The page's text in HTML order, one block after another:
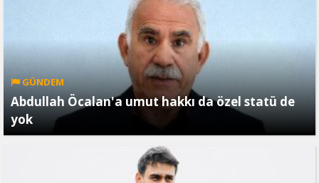
GÜNDEM
Abdullah Öcalan'a umut hakkı da özel statü de
yok